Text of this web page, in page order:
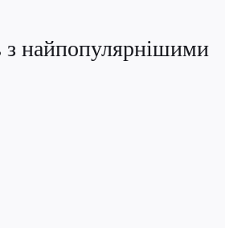
з найпопулярнішими